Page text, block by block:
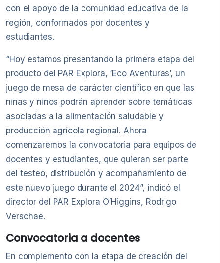
con el apoyo de la comunidad educativa de la
región, conformados por docentes y
estudiantes.
“Hoy estamos presentando la primera etapa del
producto del PAR Explora, ‘Eco Aventuras’, un
juego de mesa de carácter científico en que las
niñas y niños podrán aprender sobre temáticas
asociadas a la alimentación saludable y
producción agrícola regional. Ahora
comenzaremos la convocatoria para equipos de
docentes y estudiantes, que quieran ser parte
del testeo, distribución y acompañamiento de
este nuevo juego durante el 2024”, indicó el
director del PAR Explora O’Higgins, Rodrigo
Verschae.
Convocatoria a docentes
En complemento con la etapa de creación del